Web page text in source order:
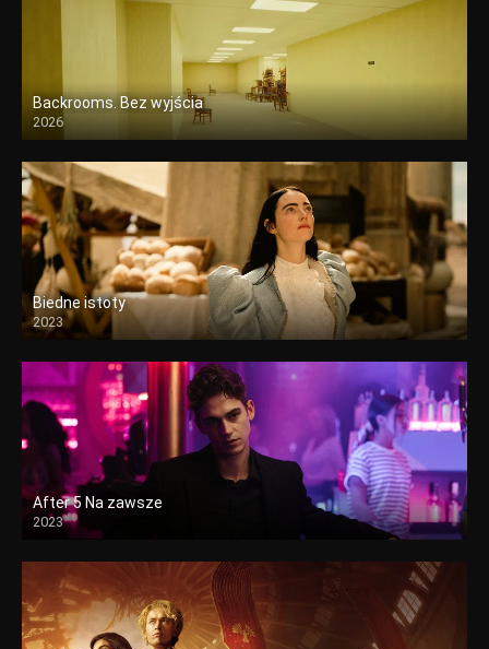
Backrooms. Bez wyjścia
2026
Biedne istoty
2023
After 5 Na zawsze
2023